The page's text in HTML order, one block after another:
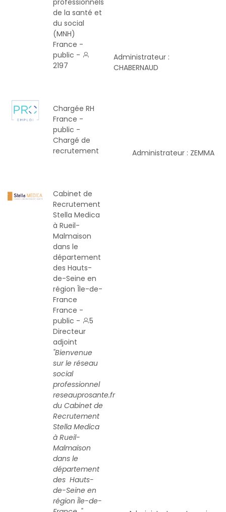
professionnels
de la santé et
du social
(MNH)
France -
public -
2197
Administrateur :
CHABERNAUD
Chargée RH
France -
public -
Chargé de
recrutement
Administrateur : ZEMMA
Cabinet de
Recrutement
Stella Medica
à Rueil-
Malmaison
dans le
département
des Hauts-
de-Seine en
région Île-de-
France
France -
public -
5
Directeur
adjoint
"Bienvenue
sur le réseau
social
professionnel
reseauprosante.fr
du Cabinet de
Recrutement
Stella Medica
à Rueil-
Malmaison
dans le
département
des Hauts-
de-Seine en
région Île-de-